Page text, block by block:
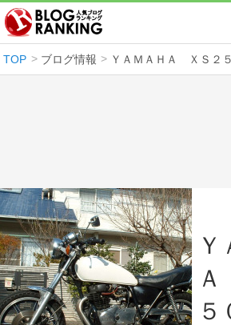
TOP ブログ情報 ＹＡＭＡＨＡ ＸＳ２
Ｙ
５